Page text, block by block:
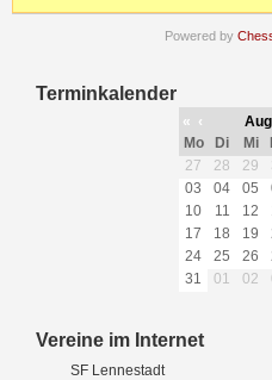
Powered by
Terminkalender
« ‹
Mo
Di Mi
27
28 29
03
04 05
10
11 12
17
18 19
24
25 26
31
01 02
Vereine im Internet
SF Lennestadt